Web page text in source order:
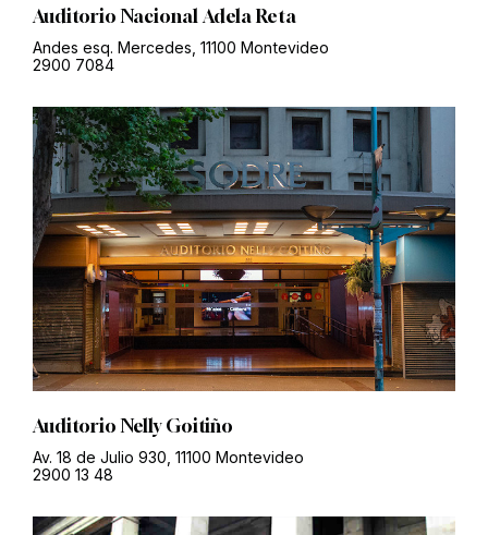
Auditorio Nacional Adela Reta
Andes esq. Mercedes, 11100 Montevideo
2900 7084
Auditorio Nelly Goitiño
Av. 18 de Julio 930, 11100 Montevideo
2900 13 48